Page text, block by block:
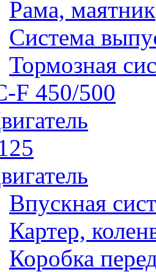
Рама, маятник
Система
Тормозная
F 450/500
Впускная
Картер,
Коробка